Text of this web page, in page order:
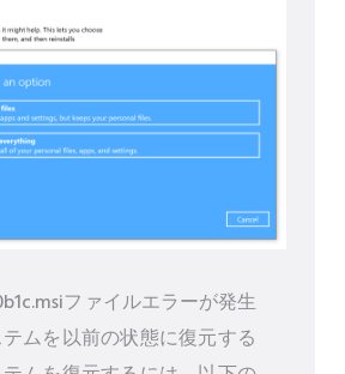
ファイルエラーが発生
ムを以前の状態に復元する